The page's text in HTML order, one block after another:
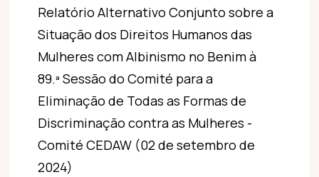
Relatório Alternativo Conjunto sobre a
Situação dos Direitos Humanos das
Mulheres com Albinismo no Benim à
89.ª Sessão do Comité para a
Eliminação de Todas as Formas de
Discriminação contra as Mulheres -
Comité CEDAW (02 de setembro de
2024)